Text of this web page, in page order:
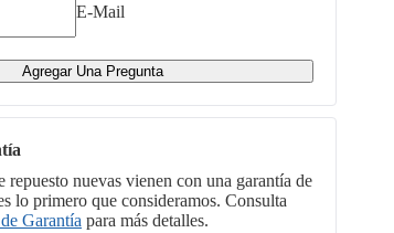
E-Mail
Agregar Una Pregunta
repuesto nuevas vienen con una garantía de
lo primero que consideramos. Consulta
Garantía para más detalles.